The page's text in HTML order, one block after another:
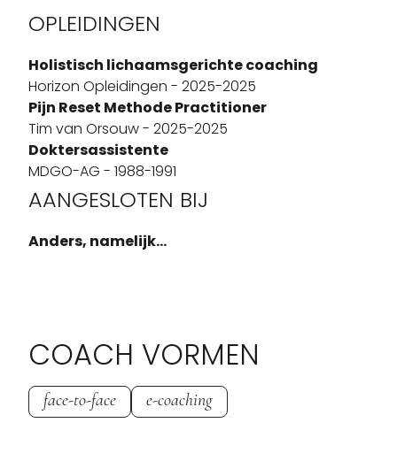
OPLEIDINGEN
Holistisch lichaamsgerichte coaching
Horizon Opleidingen - 2025-2025
Pijn Reset Methode Practitioner
Tim van Orsouw - 2025-2025
Doktersassistente
MDGO-AG - 1988-1991
AANGESLOTEN BIJ
Anders, namelijk...
COACH VORMEN
face-to-face e-coaching